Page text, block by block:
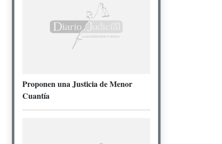
Proponen una Justicia de Menor
Cuantía